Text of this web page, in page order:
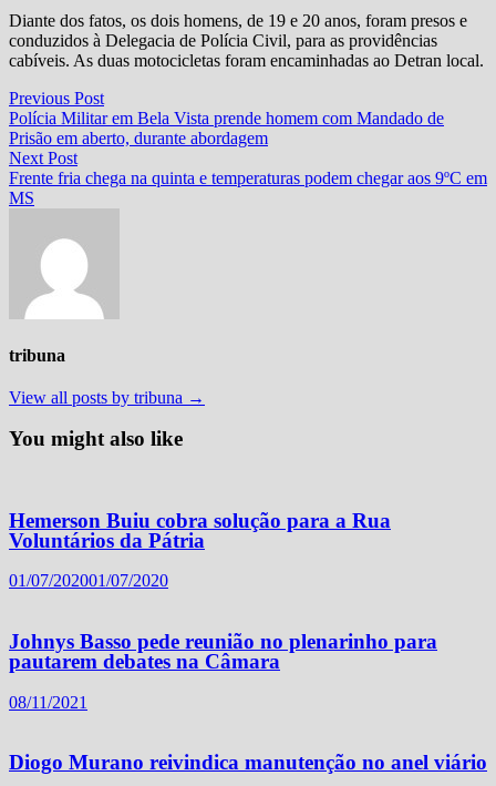
Diante dos fatos, os dois homens, de 19 e 20 anos, foram presos e
conduzidos à Delegacia de Polícia Civil, para as providências
cabíveis. As duas motocicletas foram encaminhadas ao Detran local.
Navegação
de
Post
Previous PostPrevious
post:
Polícia Militar em Bela Vista prende homem com Mandado de
Prisão em aberto, durante abordagem
Next PostNext
post:
Frente fria chega na quinta e temperaturas podem chegar aos 9ºC em
MS
tribuna
View all posts by tribuna →
You might also like
Hemerson Buiu cobra solução para a Rua
Voluntários da Pátria
01/07/202001/07/2020
Johnys Basso pede reunião no plenarinho para
pautarem debates na Câmara
08/11/2021
Diogo Murano reivindica manutenção no anel viário